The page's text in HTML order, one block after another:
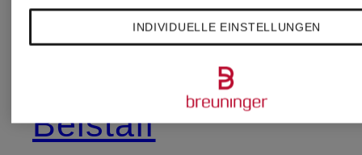
Asics
Belstaff
JO
mey
INDIVIDUELLE EINSTELLUNGEN